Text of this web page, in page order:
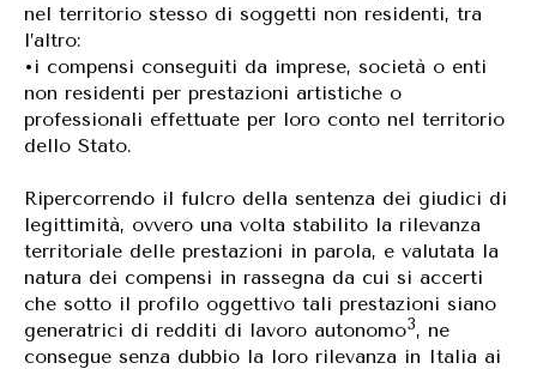
nel territorio stesso di soggetti non residenti, tra
l’altro:
•i compensi conseguiti da imprese, società o enti
non residenti per prestazioni artistiche o
professionali effettuate per loro conto nel territorio
dello Stato.
Ripercorrendo il fulcro della sentenza dei giudici di
legittimità, ovvero una volta stabilito la rilevanza
territoriale delle prestazioni in parola, e valutata la
natura dei compensi in rassegna da cui si accerti
che sotto il profilo oggettivo tali prestazioni siano
generatrici di redditi di lavoro autonomo3, ne
consegue senza dubbio la loro rilevanza in Italia ai